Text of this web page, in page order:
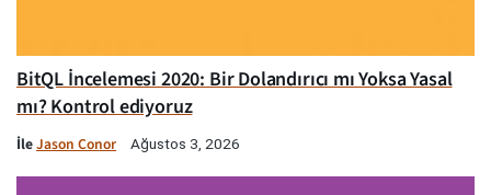
BitQL İncelemesi 2020: Bir Dolandırıcı mı Yoksa Yasal
mı? Kontrol ediyoruz
İleJason Conor Ağustos 3, 2026